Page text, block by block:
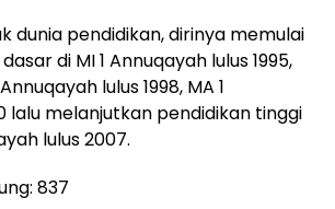
dunia pendidikan, dirinya memulai
di MI 1 Annuqayah lulus 1995,
lulus 1998, MA 1
lalu melanjutkan pendidikan tinggi
lulus 2007.
837